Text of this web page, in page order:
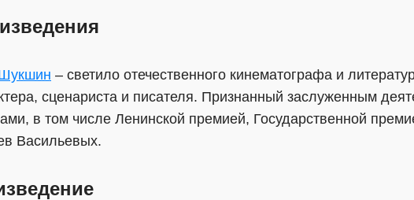
– светило отечественного кинематографа и
сценариста и писателя. Признанный заслуженным
в том числе Ленинской премией, Государственной
Васильевых.